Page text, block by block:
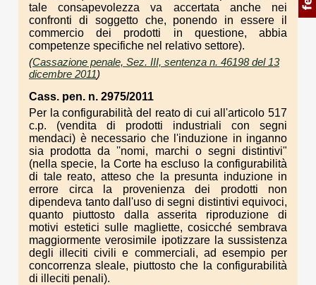
tale consapevolezza va accertata anche nei
confronti di soggetto che, ponendo in essere il
commercio dei prodotti in questione, abbia
competenze specifiche nel relativo settore).
(Cassazione penale, Sez. III, sentenza n. 46198 del 13
dicembre 2011)
Cass. pen. n. 2975/2011
Per la configurabilità del reato di cui all'articolo 517
c.p. (vendita di prodotti industriali con segni
mendaci) è necessario che l'induzione in inganno
sia prodotta da ''nomi, marchi o segni distintivi"
(nella specie, la Corte ha escluso la configurabilità
di tale reato, atteso che la presunta induzione in
errore circa la provenienza dei prodotti non
dipendeva tanto dall'uso di segni distintivi equivoci,
quanto piuttosto dalla asserita riproduzione di
motivi estetici sulle magliette, cosicché sembrava
maggiormente verosimile ipotizzare la sussistenza
degli illeciti civili e commerciali, ad esempio per
concorrenza sleale, piuttosto che la configurabilità
di illeciti penali).